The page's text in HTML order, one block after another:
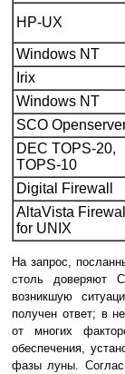
HP-UX
Windows NT
Irix
Windows NT
SCO
DEC TOPS-20,
TOPS-10
Digital Firewall
AltaVista Firewall
for UNIX
На запрос,
столь доверяют
возникшую
получен ответ; в
от многих
обеспечения,
фазы луны.